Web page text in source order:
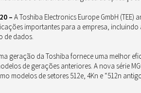
– A Toshiba Electronics Europe GmbH
importantes para a empresa,
de dados.
geração da Toshiba fornece uma melhor
de gerações anteriores. A nova série
modelos de setores 512e, 4Kn e “512n